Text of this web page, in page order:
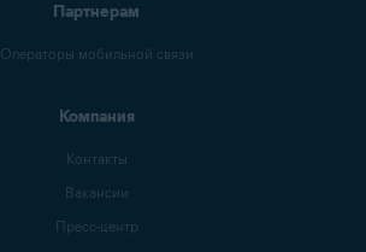
Партнерам
Операторы мобильной связи
Компания
Контакты
Вакансии
Пресс-центр